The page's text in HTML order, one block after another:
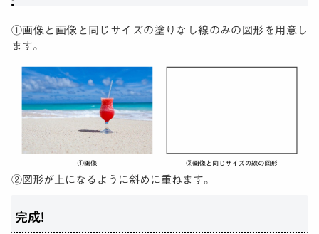
①画像と画像と同じサイズの塗りなし線のみの図形を用意し
ます。
②図形が上になるように斜めに重ねます。
完成!